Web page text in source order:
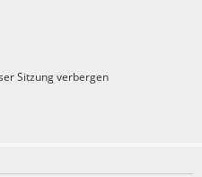
Sitzung verbergen